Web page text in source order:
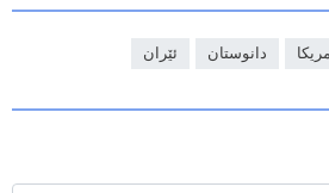
دانوستان ئێران